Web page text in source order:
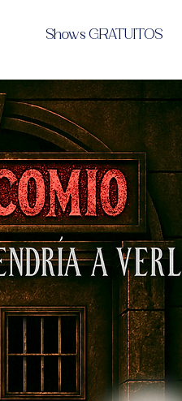
Shows GRATUITOS